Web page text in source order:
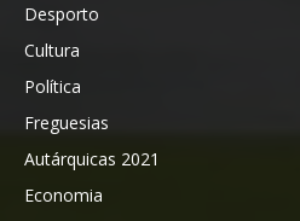
Desporto
Cultura
Política
Freguesias
Autárquicas 2021
Economia